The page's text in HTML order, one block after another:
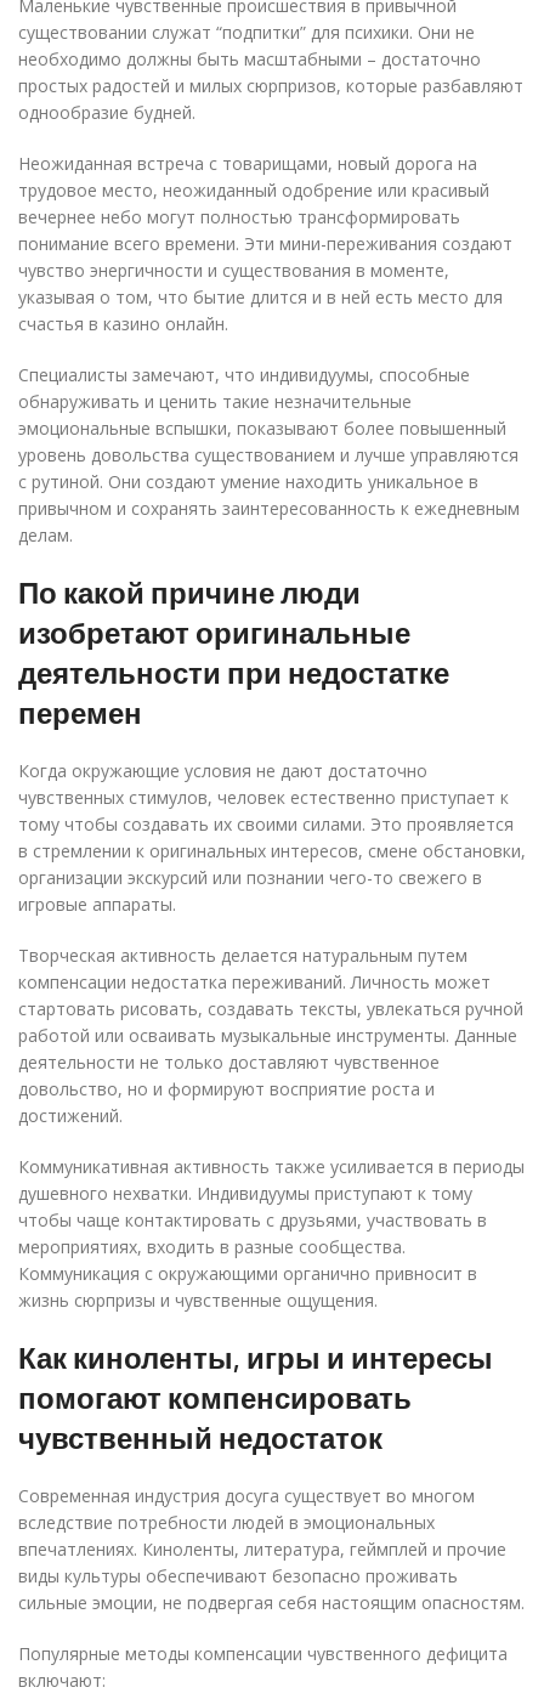
Маленькие чувственные происшествия в привычной
существовании служат “подпитки” для психики. Они не
необходимо должны быть масштабными – достаточно
простых радостей и милых сюрпризов, которые разбавляют
однообразие будней.
Неожиданная встреча с товарищами, новый дорога на
трудовое место, неожиданный одобрение или красивый
вечернее небо могут полностью трансформировать
понимание всего времени. Эти мини-переживания создают
чувство энергичности и существования в моменте,
указывая о том, что бытие длится и в ней есть место для
счастья в казино онлайн.
Специалисты замечают, что индивидуумы, способные
обнаруживать и ценить такие незначительные
эмоциональные вспышки, показывают более повышенный
уровень довольства существованием и лучше управляются
с рутиной. Они создают умение находить уникальное в
привычном и сохранять заинтересованность к ежедневным
делам.
По какой причине люди
изобретают оригинальные
деятельности при недостатке
перемен
Когда окружающие условия не дают достаточно
чувственных стимулов, человек естественно приступает к
тому чтобы создавать их своими силами. Это проявляется
в стремлении к оригинальных интересов, смене обстановки,
организации экскурсий или познании чего-то свежего в
игровые аппараты.
Творческая активность делается натуральным путем
компенсации недостатка переживаний. Личность может
стартовать рисовать, создавать тексты, увлекаться ручной
работой или осваивать музыкальные инструменты. Данные
деятельности не только доставляют чувственное
довольство, но и формируют восприятие роста и
достижений.
Коммуникативная активность также усиливается в периоды
душевного нехватки. Индивидуумы приступают к тому
чтобы чаще контактировать с друзьями, участвовать в
мероприятиях, входить в разные сообщества.
Коммуникация с окружающими органично привносит в
жизнь сюрпризы и чувственные ощущения.
Как киноленты, игры и интересы
помогают компенсировать
чувственный недостаток
Современная индустрия досуга существует во многом
вследствие потребности людей в эмоциональных
впечатлениях. Киноленты, литература, геймплей и прочие
виды культуры обеспечивают безопасно проживать
сильные эмоции, не подвергая себя настоящим опасностям.
Популярные методы компенсации чувственного дефицита
включают: